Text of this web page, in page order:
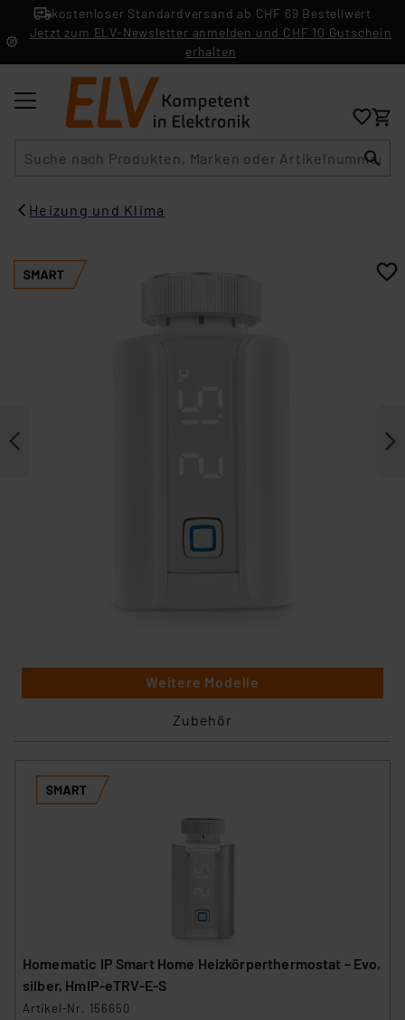
kostenloser Standardversand ab CHF 69 Bestellwert
Jetzt zum ELV-Newsletter anmelden und CHF 10 Gutschein
erhalten
Heizung und Klima
Weitere Modelle
Zubehör
Homematic IP Smart Home Heizkörperthermostat – Evo,
silber, HmIP-eTRV-E-S
Artikel-Nr. 156650